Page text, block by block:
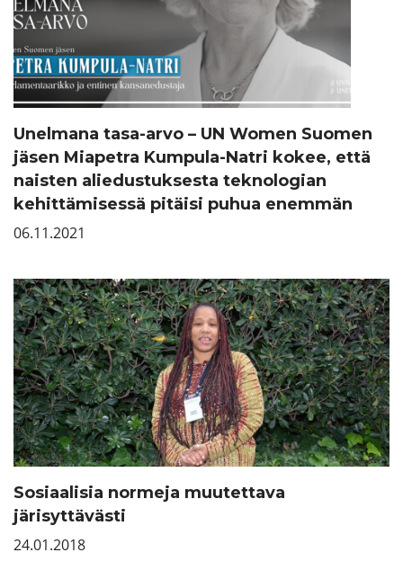
Unelmana tasa-arvo – UN Women Suomen
jäsen Miapetra Kumpula-Natri kokee, että
naisten aliedustuksesta teknologian
kehittämisessä pitäisi puhua enemmän
06.11.2021
Sosiaalisia normeja muutettava
järisyttävästi
24.01.2018